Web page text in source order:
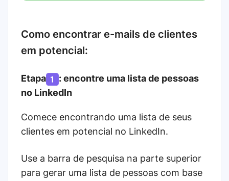
Como encontrar e-mails de clientes
em potencial:
Etapa : encontre uma lista de pessoas
no LinkedIn
Comece encontrando uma lista de seus
clientes em potencial no LinkedIn.
Use a barra de pesquisa na parte superior
para gerar uma lista de pessoas com base